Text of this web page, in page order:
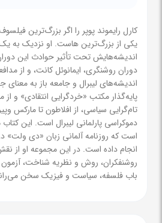
یکی از بزرگ‌ترین ‌هاست. او نزدیک‌ به
اندیشه‌هایش تحت تأثیر حوادث این
دوران روشنگری، ایمانوئل کانت، و از
اندیشه‌های لیبرال و جامعه باز به
پایه‌گذار مکتب «خردگرایی انتقادی» و
تام‌گرایی سیاسی، از افلاطون تا مارکس
دموکراسی پارلمانی لیبرال است. این
انجام داده است. در این مجموعه او از
روشنفکران، روش و نظریه شناخت،
باب فلسفه، سیاست و فیزیک سخن